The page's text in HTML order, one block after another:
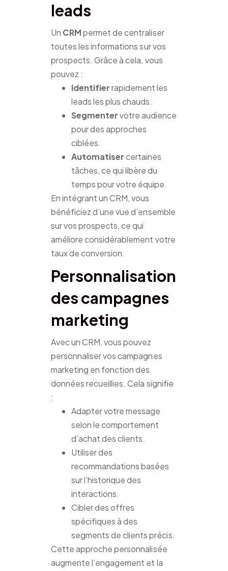
leads
Un CRMpermet de centraliser
toutes les informations sur vos
prospects. Grâce à cela, vous
pouvez :
Identifierrapidement les
leads les plus chauds.
Segmentervotre audience
pour des approches
ciblées.
Automatisercertaines
tâches, ce qui libère du
temps pour votre équipe.
En intégrant un CRM, vous
bénéficiez d’une vue d’ensemble
sur vos prospects, ce qui
améliore considérablement votre
taux de conversion.
Personnalisation
des campagnes
marketing
Avec un CRM, vous pouvez
personnaliser vos campagnes
marketing en fonction des
données recueillies. Cela signifie
:
Adapter votre message
selon le comportement
d’achat des clients.
Utiliser des
recommandations basées
sur l’historique des
interactions.
Cibler des offres
spécifiques à des
segments de clients précis.
Cette approche personnalisée
augmente l’engagement et la